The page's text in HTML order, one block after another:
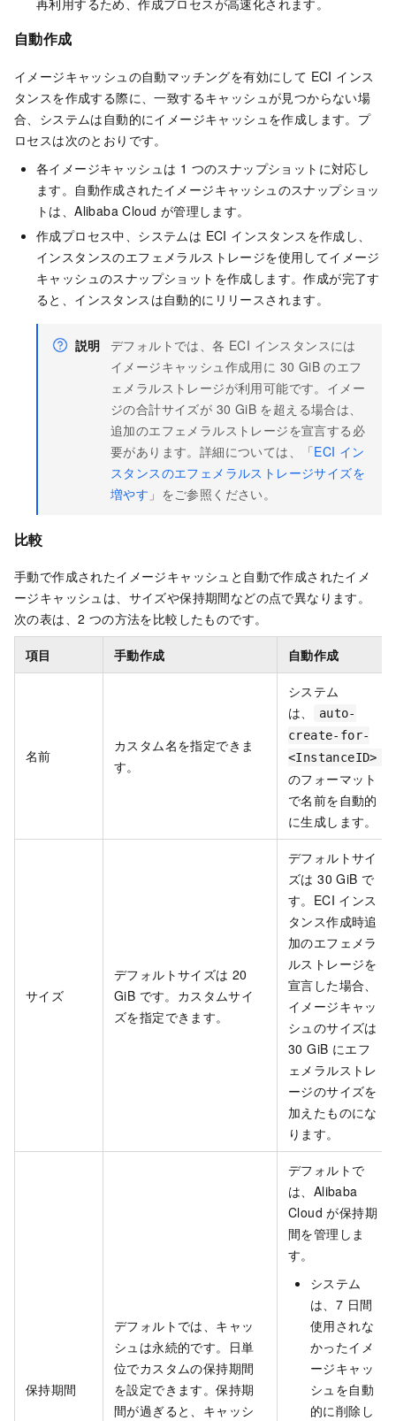
自動作成
イメージキャッシュの自動マッチングを有効にして ECI インス
タンスを作成する際に、一致するキャッシュが見つからない場
合、システムは自動的にイメージキャッシュを作成します。プ
ロセスは次のとおりです。
各イメージキャッシュは 1 つのスナップショットに対応し
ます。自動作成されたイメージキャッシュのスナップショッ
トは、Alibaba Cloud が管理します。
作成プロセス中、システムは ECI インスタンスを作成し、
インスタンスのエフェメラルストレージを使用してイメージ
キャッシュのスナップショットを作成します。作成が完了す
ると、インスタンスは自動的にリリースされます。
説明 デフォルトでは、各 ECI インスタンスには
イメージキャッシュ作成用に 30 GiB のエフ
ェメラルストレージが利用可能です。イメー
ジの合計サイズが 30 GiB を超える場合は、
追加のエフェメラルストレージを宣言する必
要があります。詳細については、「ECI イン
スタンスのエフェメラルストレージサイズを
増やす 」をご参照ください。
比較
手動で作成されたイメージキャッシュと自動で作成されたイメ
ージキャッシュは、サイズや保持期間などの点で異なります。
次の表は、2 つの方法を比較したものです。
項目 手動作成 自動作成
名前
カスタム名を指定できま
す。
システム
は、
auto-
create-for-
<InstanceID>
のフォーマット
で名前を自動的
に生成します。
サイズ
デフォルトサイズは 20
GiB です。カスタムサイ
ズを指定できます。
デフォルトサイ
ズは 30 GiB で
す。ECI インス
タンス作成時追
加のエフェメラ
ルストレージを
宣言した場合、
イメージキャッ
シュのサイズは
30 GiB にエフ
ェメラルストレ
ージのサイズを
加えたものにな
ります。
保持期間
デフォルトでは、キャッ
シュは永続的です。日単
位でカスタムの保持期間
を設定できます。保持期
間が過ぎると、キャッシ
デフォルトで
は、Alibaba
Cloud が保持期
間を管理しま
す。
システム
は、7 日間
使用されな
かったイメ
ージキャッ
シュを自動
的に削除し